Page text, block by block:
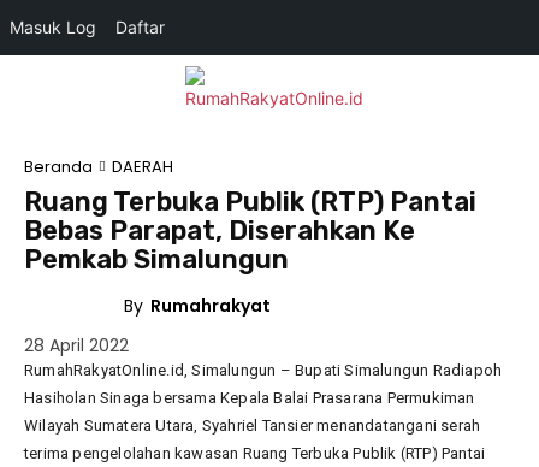
Beranda DAERAH
Ruang Terbuka Publik (RTP) Pantai
Bebas Parapat, Diserahkan Ke
Pemkab Simalungun
By Rumahrakyat
28 April 2022
RumahRakyatOnline.id, Simalungun – Bupati Simalungun Radiapoh
Hasiholan Sinaga bersama Kepala Balai Prasarana Permukiman
Wilayah Sumatera Utara, Syahriel Tansier menandatangani serah
terima pengelolahan kawasan Ruang Terbuka Publik (RTP) Pantai
Masuk Log Daftar